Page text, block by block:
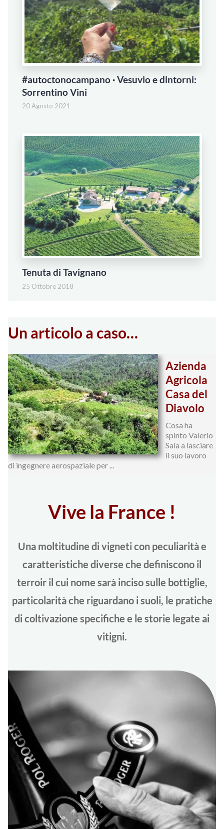
#autoctonocampano · Vesuvio e dintorni:
Sorrentino Vini
20 Agosto 2021
Tenuta di Tavignano
25 Ottobre 2018
Un articolo a caso…
Azienda
Agricola
Casa del
Diavolo
Cosa ha
spinto Valerio
Sala a lasciare
il suo lavoro
di ingegnere aerospaziale per ...
Vive la France !
Una moltitudine di vigneti con peculiarità e
caratteristiche diverse che definiscono il
terroir il cui nome sarà inciso sulle bottiglie,
particolarità che riguardano i suoli, le pratiche
di coltivazione specifiche e le storie legate ai
vitigni.